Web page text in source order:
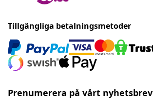
Tillgängliga betalningsmetoder
Prenumerera på vårt nyhetsbrev